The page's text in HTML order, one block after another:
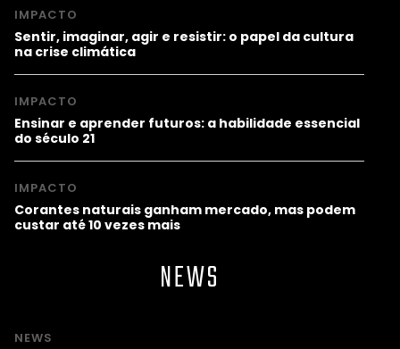
IMPACTO
Sentir, imaginar, agir e resistir: o papel da cultura
na crise climática
IMPACTO
Ensinar e aprender futuros: a habilidade essencial
do século 21
IMPACTO
Corantes naturais ganham mercado, mas podem
custar até 10 vezes mais
NEWS
NEWS